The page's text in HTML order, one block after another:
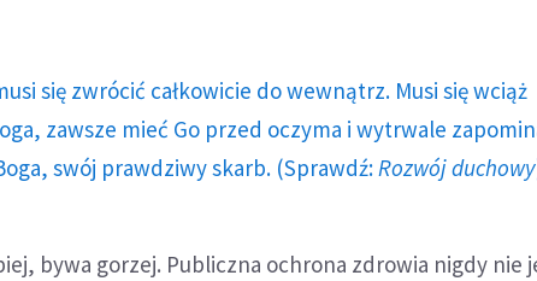
się zwrócić całkowicie do wewnątrz. Musi się wciąż
zawsze mieć Go przed oczyma i wytrwale
swój prawdziwy skarb. (Sprawdź: Rozwój duchowy
bywa gorzej. Publiczna ochrona zdrowia nigdy nie